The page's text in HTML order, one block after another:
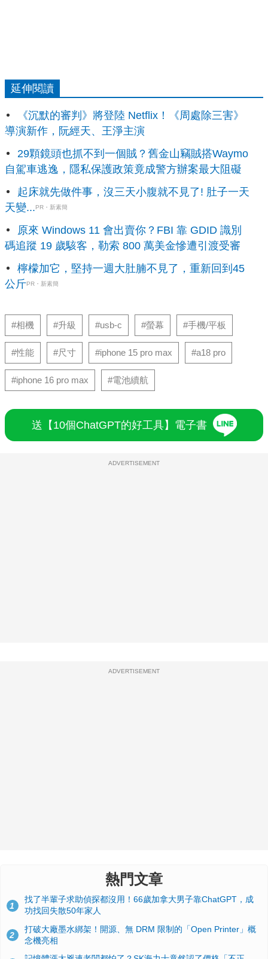
延伸閱讀
《沉默的審判》將登陸 Netflix！《周處除三害》
導演新作，阮經天、王淨主演
29顆鏡頭也抓不到一個賊？舊金山竊賊搭Waymo
自駕車逃逸，隱私保護政策竟成警方辦案最大阻礙
起床就先做件事，沒三天小腹就不見了! 肚子一天
天變...PR・新素簡
原來 Windows 11 會出賣你？FBI 靠 GDID 識別
碼追蹤 19 歲駭客，勒索 800 萬美金慘遭引渡受審
檸檬加它，堅持一週大肚腩不見了，重新回到45
公斤PR・新素簡
#相機 #升級 #usb-c #螢幕 #手機/平板
#性能 #尺寸 #iphone 15 pro max #a18 pro
#iphone 16 pro max #電池續航
送【10個ChatGPT的好工具】電子書
ADVERTISEMENT
ADVERTISEMENT
熱門文章
1
找了半輩子求助偵探都沒用！66歲加拿大男子靠ChatGPT，成
功找回失散50年家人
2
打破大廠墨水綁架！開源、無 DRM 限制的「Open Printer」概
念機亮相